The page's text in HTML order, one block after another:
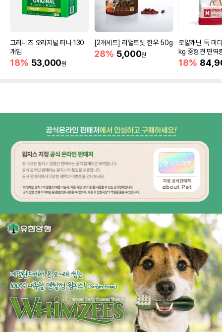
그리니즈 오리지널 티니 130
개입
18% 53,000원
[2개세트] 리얼트릿 한우 50g
28% 5,000원
로얄캐닌 독 미
kg 중형견 면역
18%